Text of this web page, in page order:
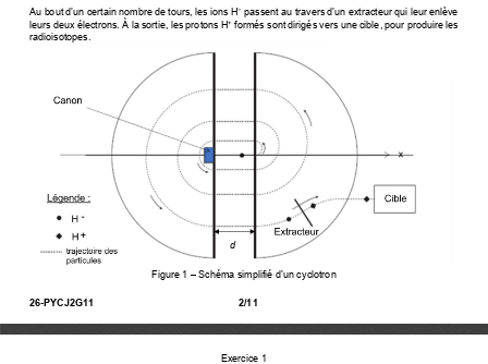
26-PYCJ2G11 2/11
Au bout d’un certain nombre de tours, les ions H− passent au travers d’un extracteur qui leur enlève
leurs deux électrons. À la sortie, les protons H+ formés sont dirigés vers une cible, pour produire les
radioisotopes.
Figure 1 – Schéma simplifié d’un cyclotron
d
Exercice 1